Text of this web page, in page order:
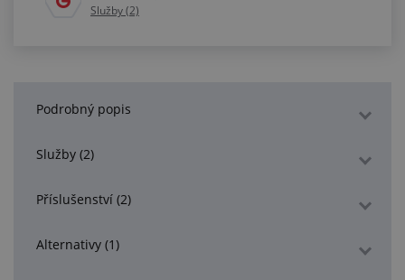
Služby (2)
Podrobný popis
Služby (2)
Příslušenství (2)
Alternativy (1)